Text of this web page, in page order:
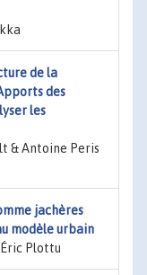
de la
des
les
& Antoine Peris
jachères
modèle urbain
Plottu